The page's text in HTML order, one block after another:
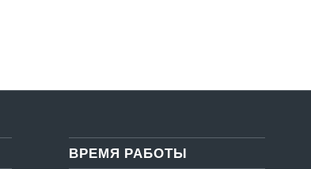
ВРЕМЯ РАБОТЫ